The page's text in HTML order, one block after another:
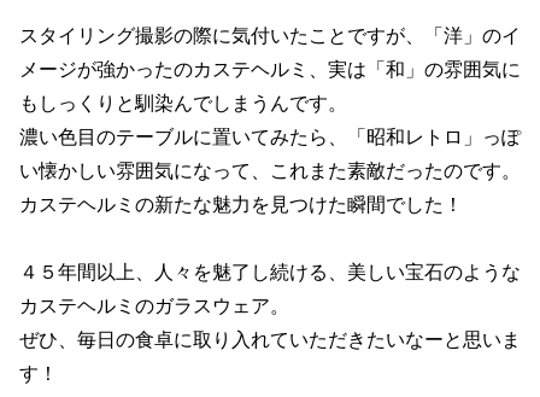
スタイリング撮影の際に気付いたことですが、「洋」のイ
メージが強かったのカステヘルミ、実は「和」の雰囲気に
もしっくりと馴染んでしまうんです。
濃い色目のテーブルに置いてみたら、「昭和レトロ」っぽ
い懐かしい雰囲気になって、これまた素敵だったのです。
カステヘルミの新たな魅力を見つけた瞬間でした！
４５年間以上、人々を魅了し続ける、美しい宝石のような
カステヘルミのガラスウェア。
ぜひ、毎日の食卓に取り入れていただきたいなーと思いま
す！